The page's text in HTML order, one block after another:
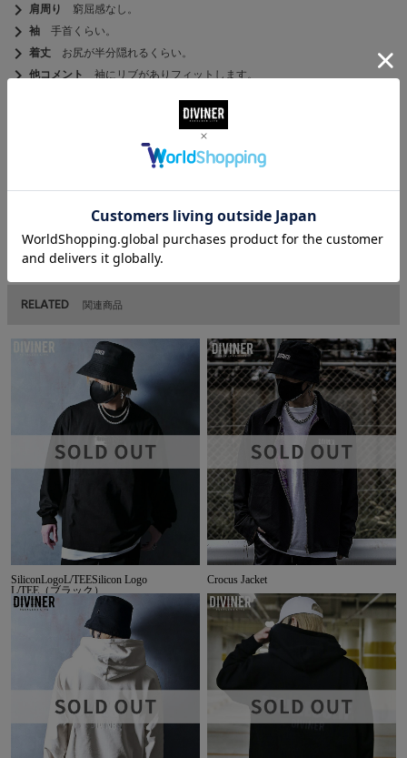
chevron_right 肩周り 窮屈感なし。
chevron_right 袖 手首くらい。
chevron_right 着丈 お尻が半分隠れるくらい。
chevron_right他コメント 袖にリブがありフィットします。
RELATED 関連商品
SiliconLogoL/TEESilicon Logo
L/TEE（ブラック）
Crocus Jacket